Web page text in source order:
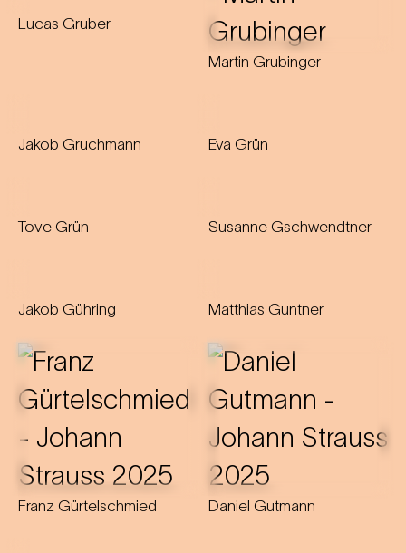
Lucas Gruber
Martin Grubinger
Jakob Gruchmann Eva Grün
Tove Grün Susanne Gschwendtner
Jakob Gühring Matthias Guntner
Franz Gürtelschmied Daniel Gutmann